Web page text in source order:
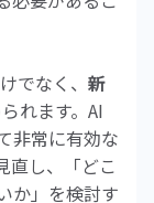
でなく、 新
れます。AI
非常に有効な
直し、「どこ
か」を検討す